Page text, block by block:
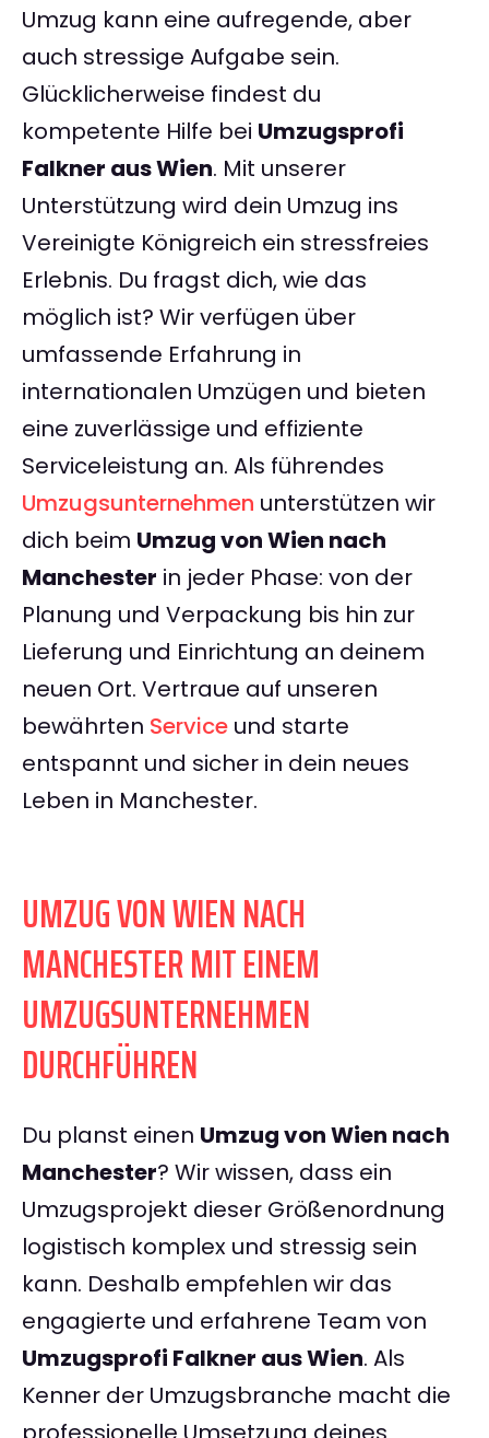
Umzug kann eine aufregende, aber
auch stressige Aufgabe sein.
Glücklicherweise findest du
kompetente Hilfe bei Umzugsprofi
Falkner aus Wien. Mit unserer
Unterstützung wird dein Umzug ins
Vereinigte Königreich ein stressfreies
Erlebnis. Du fragst dich, wie das
möglich ist? Wir verfügen über
umfassende Erfahrung in
internationalen Umzügen und bieten
eine zuverlässige und effiziente
Serviceleistung an. Als führendes
Umzugsunternehmen unterstützen wir
dich beim Umzug von Wien nach
Manchester in jeder Phase: von der
Planung und Verpackung bis hin zur
Lieferung und Einrichtung an deinem
neuen Ort. Vertraue auf unseren
bewährten Service und starte
entspannt und sicher in dein neues
Leben in Manchester.
UMZUG VON WIEN NACH
MANCHESTER MIT EINEM
UMZUGSUNTERNEHMEN
DURCHFÜHREN
Du planst einen Umzug von Wien nach
Manchester? Wir wissen, dass ein
Umzugsprojekt dieser Größenordnung
logistisch komplex und stressig sein
kann. Deshalb empfehlen wir das
engagierte und erfahrene Team von
Umzugsprofi Falkner aus Wien. Als
Kenner der Umzugsbranche macht die